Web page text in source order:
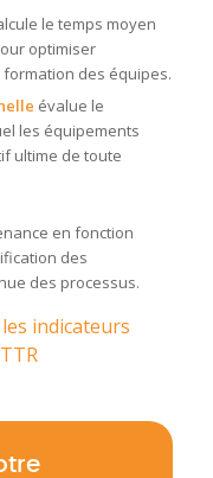
le temps moyen
optimiser
des équipes.
évalue le
les équipements
ultime de toute
en fonction
des
des processus.
indicateurs